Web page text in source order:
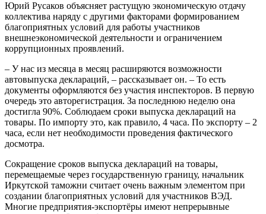
Юрий Русаков объясняет растущую экономическую отдачу
коллектива наряду с другими факторами формированием
благоприятных условий для работы участников
внешнеэкономической деятельности и ограничением
коррупционных проявлений.
– У нас из месяца в месяц расширяются возможности
автовыпуска деклараций, – рассказывает он. – То есть
документы оформляются без участия инспекторов. В первую
очередь это авторегистрация. За последнюю неделю она
достигла 90%. Соблюдаем сроки выпуска деклараций на
товары. По импорту это, как правило, 4 часа. По экспорту – 2
часа, если нет необходимости проведения фактического
досмотра.
Сокращение сроков выпуска деклараций на товары,
перемещаемые через государственную границу, начальник
Иркутской таможни считает очень важным элементом при
создании благоприятных условий для участников ВЭД.
Многие предприятия-экспортёры имеют непрерывные